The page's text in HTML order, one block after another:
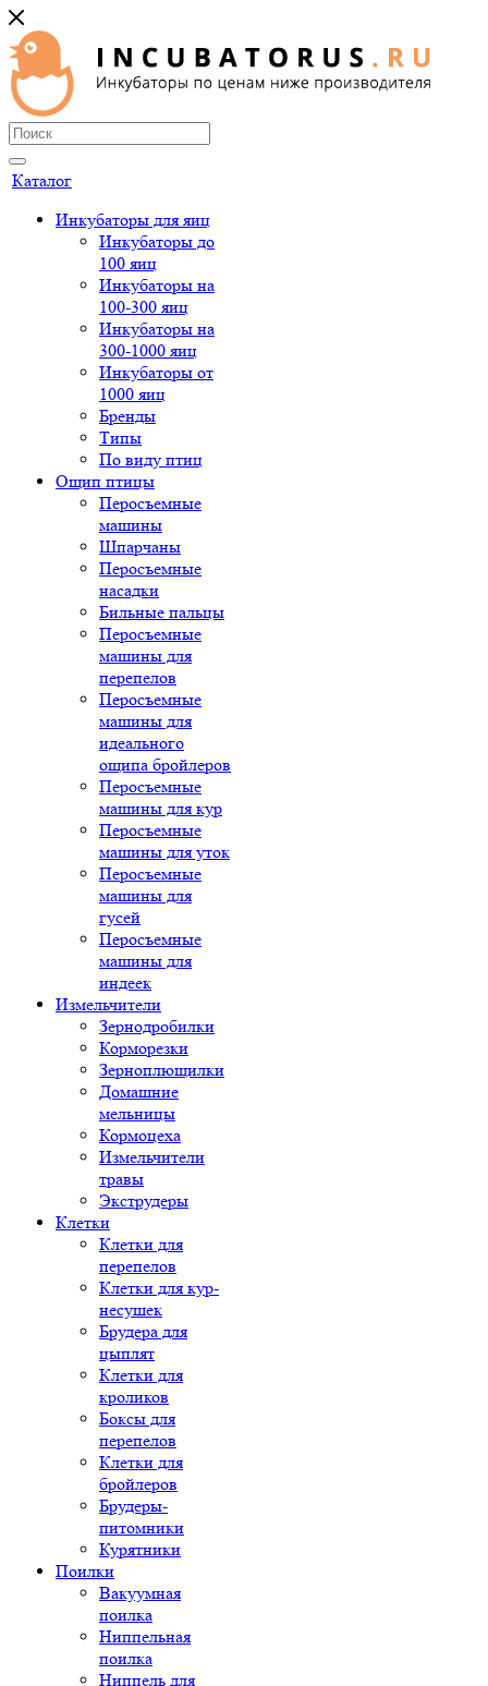
Каталог
Инкубаторы для яиц
Инкубаторы до
100 яиц
Инкубаторы на
100-300 яиц
Инкубаторы на
300-1000 яиц
Инкубаторы от
1000 яиц
Бренды
Типы
По виду птиц
Ощип птицы
Перосъемные
машины
Шпарчаны
Перосъемные
насадки
Бильные пальцы
Перосъемные
машины для
перепелов
Перосъемные
машины для
идеального
ощипа бройлеров
Перосъемные
машины для кур
Перосъемные
машины для уток
Перосъемные
машины для
гусей
Перосъемные
машины для
индеек
Измельчители
Зернодробилки
Корморезки
Зерноплющилки
Домашние
мельницы
Кормоцеха
Измельчители
травы
Экструдеры
Клетки
Клетки для
перепелов
Клетки для кур-
несушек
Брудера для
цыплят
Клетки для
кроликов
Боксы для
перепелов
Клетки для
бройлеров
Брудеры-
питомники
Курятники
Поилки
Вакуумная
поилка
Ниппельная
поилка
Ниппель для